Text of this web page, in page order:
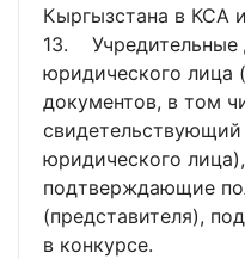
Кыргызстана в КСА
13. Учредительные
юридического лица
документов, в том
юридического
подтверждающие
(представителя),
в конкурсе.